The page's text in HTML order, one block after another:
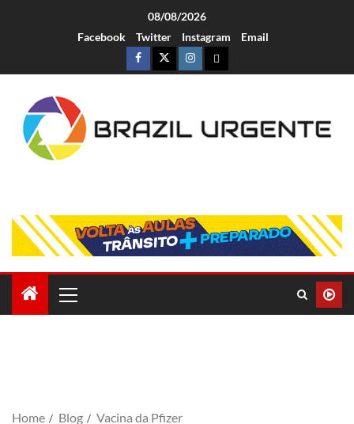
08/08/2026
Facebook
Twitter Instagram Email
Home Blog Vacina da Pfizer